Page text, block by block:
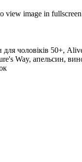
view image in fullscreen